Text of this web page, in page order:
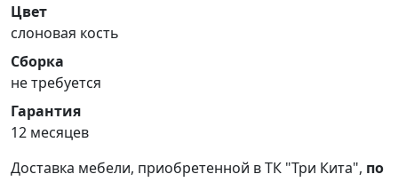
Цвет
слоновая кость
Сборка
не требуется
Гарантия
12 месяцев
Доставка мебели, приобретенной в ТК "Три Кита", по